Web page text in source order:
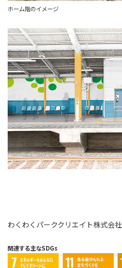
ホーム階のイメージ
わくわくパーククリエイト株式会社
関連する主なSDGs